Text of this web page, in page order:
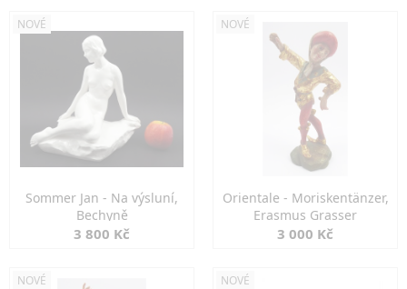
NOVÉ
Sommer Jan - Na výsluní,
Bechyně
3 800 Kč
NOVÉ
Orientale - Moriskentänzer,
Erasmus Grasser
3 000 Kč
NOVÉ NOVÉ